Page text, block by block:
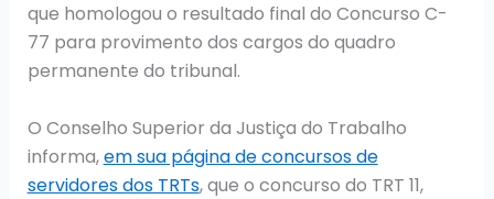
que homologou o resultado final do Concurso C-
77 para provimento dos cargos do quadro
permanente do tribunal.
O Conselho Superior da Justiça do Trabalho
informa,em sua página de concursos de
servidores dos TRTs, que o concurso do TRT 11,